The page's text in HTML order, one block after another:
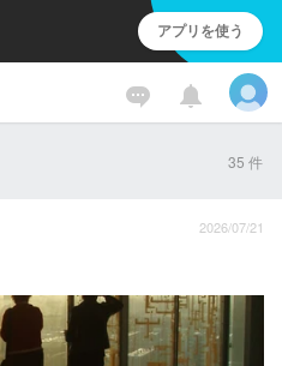
アプリを使う
35 件
2026/07/21